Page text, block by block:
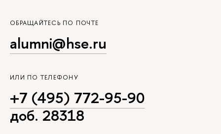
ОБРАЩАЙТЕСЬ ПО ПОЧТЕ
alumni@hse.ru
ИЛИ ПО ТЕЛЕФОНУ
+7 (495) 772-95-90
доб. 28318